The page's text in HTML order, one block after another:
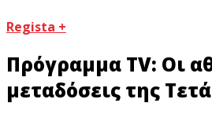
Regista +
Πρόγραμμα TV: Οι
μεταδόσεις της